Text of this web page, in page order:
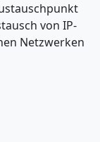
von IP-
Netzwerken